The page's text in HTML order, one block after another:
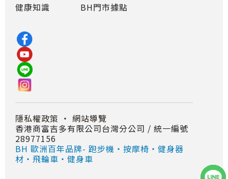
健康知識
BH門市據點
隱私權政策 ・ 網站導覽
香港商富吉多有限公司台灣分公司 / 統一編號
28977156
BH 歐洲百年品牌- 跑步機‧按摩椅‧健身器
材‧飛輪車‧健身車